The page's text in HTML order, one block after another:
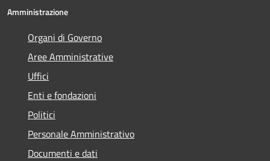
Amministrazione
Organi di Governo
Aree Amministrative
Uffici
Enti e fondazioni
Politici
Personale Amministrativo
Documenti e dati